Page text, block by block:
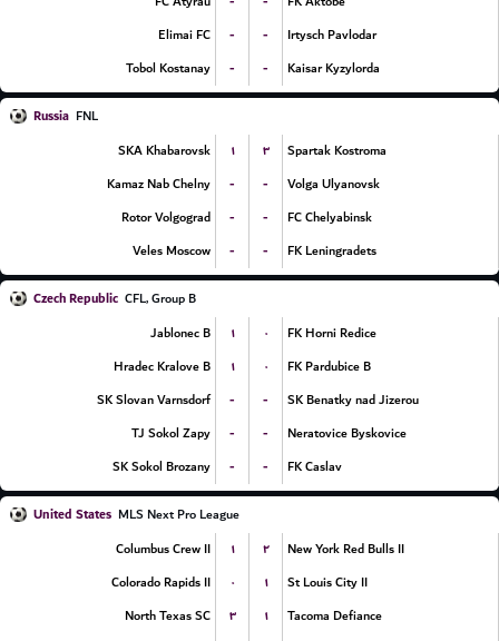
Elimai FC
- -
Irtysch Pavlodar
Tobol Kostanay
- - Kaisar Kyzylorda
Russia FNL
SKA Khabarovsk
۱ ۳
Spartak Kostroma
Kamaz Nab Chelny
- -
Volga Ulyanovsk
Rotor Volgograd
- -
FC Chelyabinsk
Veles Moscow
- - FK Leningradets
Czech Republic CFL, Group B
Jablonec B
۱ ۰
FK Horni Redice
Hradec Kralove B
۱ ۰
FK Pardubice B
SK Slovan Varnsdorf
- -
SK Benatky nad Jizerou
TJ Sokol Zapy
- -
Neratovice Byskovice
SK Sokol Brozany
- - FK Caslav
United States MLS Next Pro League
Columbus Crew II
۱ ۲
New York Red Bulls II
Colorado Rapids II
۰ ۱
St Louis City II
North Texas SC
۳ ۱
Tacoma Defiance